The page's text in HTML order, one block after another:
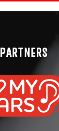
PARTNERS